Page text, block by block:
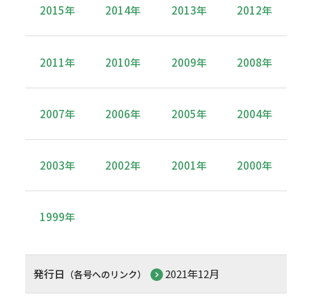
2015年 2014年 2013年 2012年
2011年 2010年 2009年 2008年
2007年 2006年 2005年 2004年
2003年 2002年 2001年 2000年
1999年
発行日 （各号へのリンク） 2021年12月